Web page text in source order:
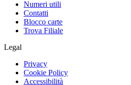
Numeri utili
Contatti
Blocco carte
Trova Filiale
Legal
Privacy
Cookie Policy
Accessibilità